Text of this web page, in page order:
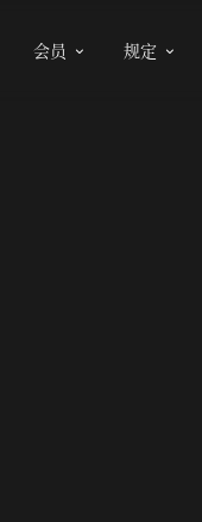
会员  规定 